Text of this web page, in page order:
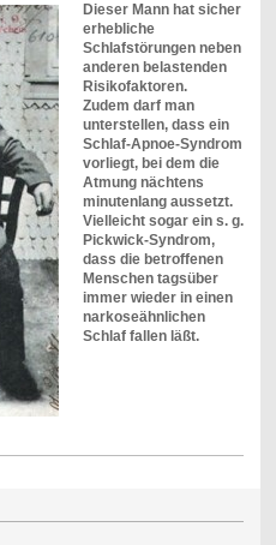
Dieser Mann hat sicher
erhebliche
Schlafstörungen neben
anderen belastenden
Risikofaktoren.
Zudem darf man
unterstellen, dass ein
Schlaf-Apnoe-Syndrom
vorliegt, bei dem die
Atmung nächtens
minutenlang aussetzt.
Vielleicht sogar ein s. g.
Pickwick-Syndrom,
dass die betroffenen
Menschen tagsüber
immer wieder in einen
narkoseähnlichen
Schlaf fallen läßt.